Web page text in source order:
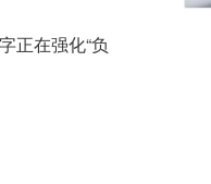
正在强化“负